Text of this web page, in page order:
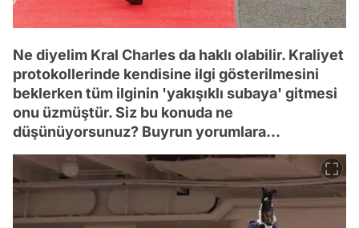
Ne diyelim Kral Charles da haklı olabilir. Kraliyet
protokollerinde kendisine ilgi gösterilmesini
beklerken tüm ilginin 'yakışıklı subaya' gitmesi
onu üzmüştür. Siz bu konuda ne
düşünüyorsunuz? Buyrun yorumlara...